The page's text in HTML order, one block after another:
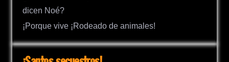
dicen Noé?
¡Porque vive ¡Rodeado de animales!